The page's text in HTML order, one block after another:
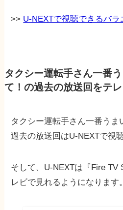
>> U-NEXTで視聴できるバラ
タクシー運転手さん一番
て！の過去の放送回をテレ
タクシー運転手さん一番うま
過去の放送回はU-NEXTで視
そして、U-NEXTは『Fire TV
レビで見れるようになります。